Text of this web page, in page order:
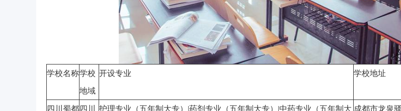
学校名称学校
地域
开设专业 学校地址
四川蜀都 四川 护理专业（五年制大专）|药剂专业（五年制大专）|中药专业（五年制大 成都市龙泉驿